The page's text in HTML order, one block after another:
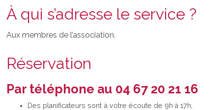
À qui s’adresse le service ?
Aux membres de l’association.
Réservation
Par téléphone au 04 67 20 21 16
Des planificateurs sont à votre écoute de 9h à 17h,